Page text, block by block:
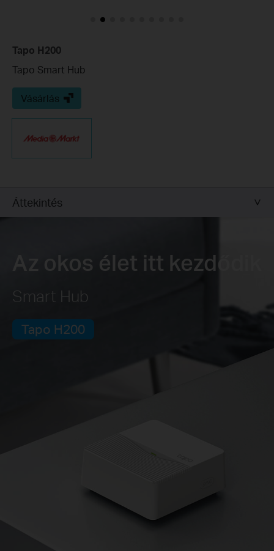
Tapo H200
Tapo Smart Hub
Vásárlás
Áttekintés
Az okos élet itt kezdődik
Smart Hub
Tapo H200